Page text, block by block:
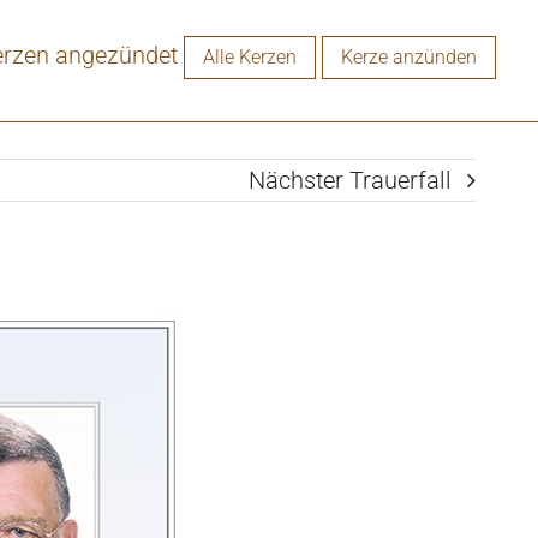
angezündet Alle Kerzen Kerze anzünden
Nächster Trauerfall